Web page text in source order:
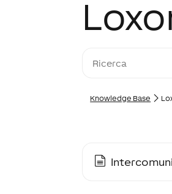
Knowledge Base